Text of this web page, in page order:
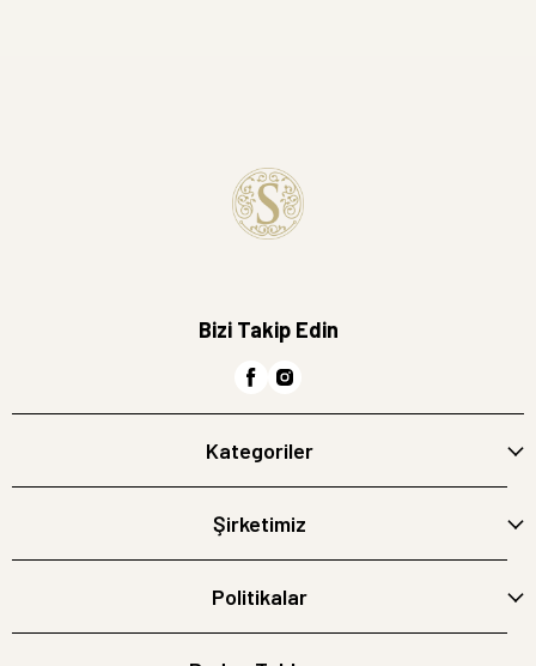
Bizi Takip Edin
Kategoriler
Şirketimiz
Politikalar